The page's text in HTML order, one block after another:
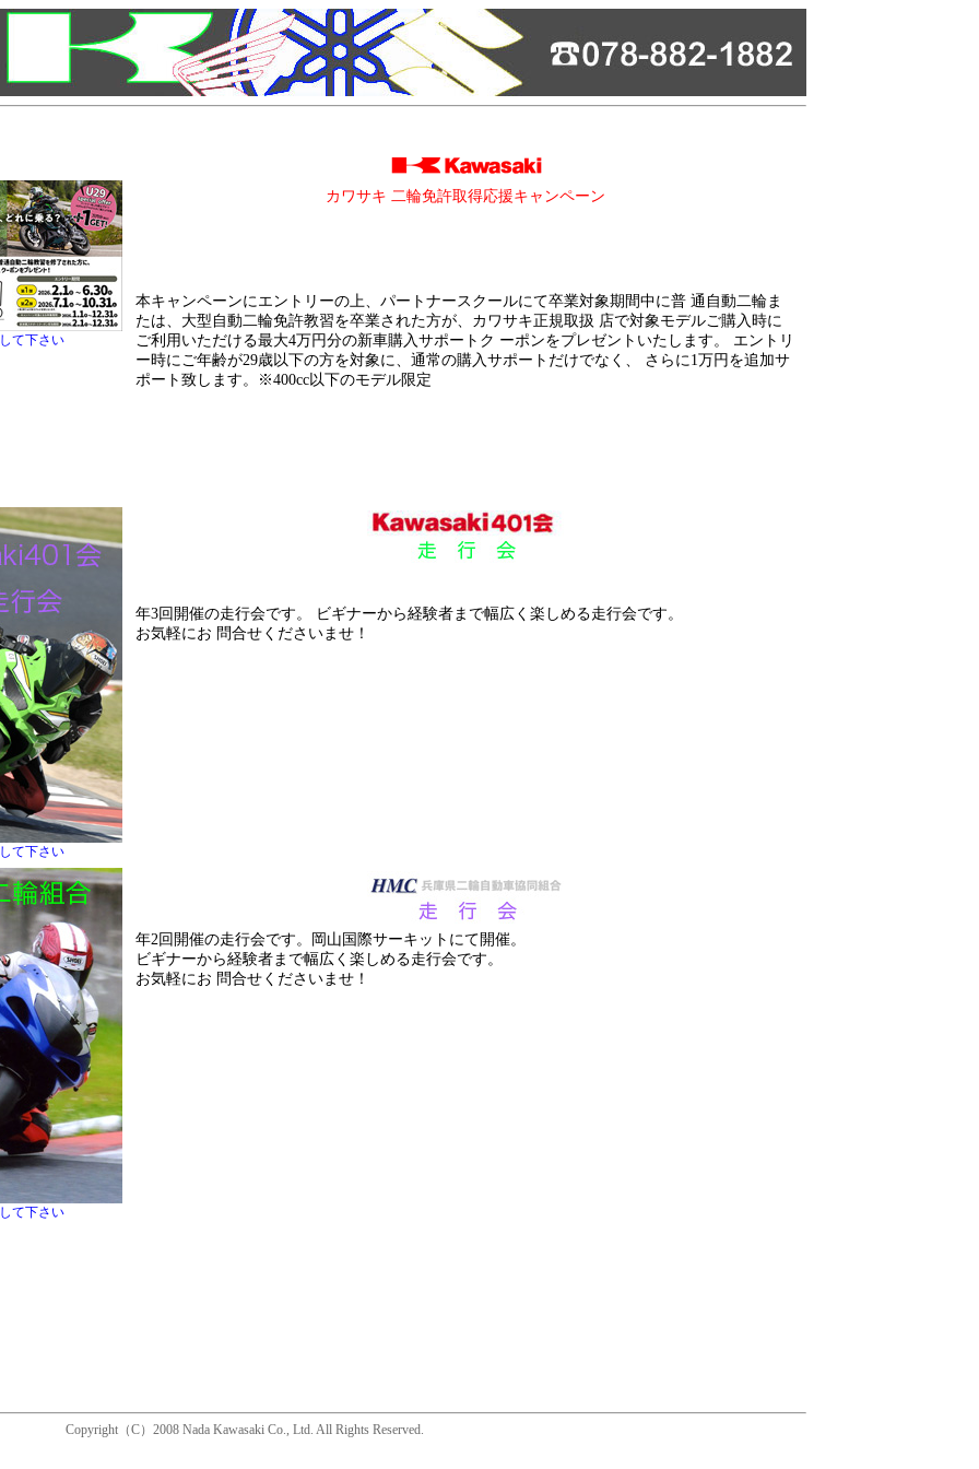
て下さい
カワサキ 二輪免許取得応援キャンペーン
本キャンペーンにエントリーの上、パートナースクールにて卒業対象期間中に普 通自動二輪ま
たは、大型自動二輪免許教習を卒業された方が、カワサキ正規取扱 店で対象モデルご購入時に
ご利用いただける最大4万円分の新車購入サポートク ーポンをプレゼントいたします。 エントリ
ー時にご年齢が29歳以下の方を対象に、通常の購入サポートだけでなく、 さらに1万円を追加サ
ポート致します。※400cc以下のモデル限定
て下さい
年3回開催の走行会です。 ビギナーから経験者まで幅広く楽しめる走行会です。
お気軽にお 問合せくださいませ！
て下さい
年2回開催の走行会です。岡山国際サーキットにて開催。
ビギナーから経験者まで幅広く楽しめる走行会です。
お気軽にお 問合せくださいませ！
Copyright（C）2008 Nada Kawasaki Co., Ltd. All Rights Reserved.